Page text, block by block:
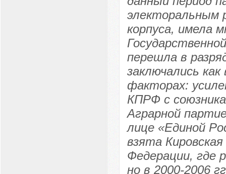
электоральным
корпуса, имела
перешла в
заключались
факторах:
КПРФ с
Аграрной
лице «Единой
взята
Федерации, где
но в 2000-2006